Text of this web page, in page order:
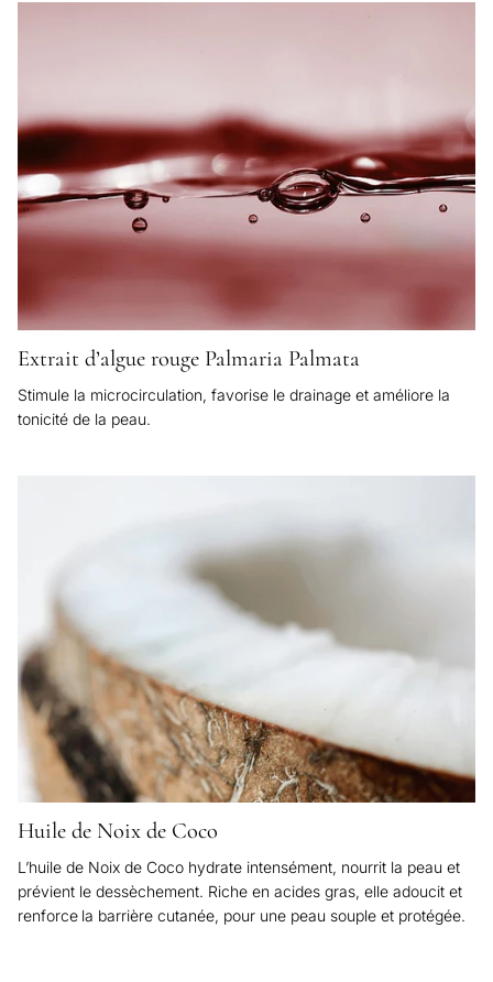
Extrait d’algue rouge Palmaria Palmata
Stimule la microcirculation, favorise le drainage et améliore la
tonicité de la peau.
Huile de Noix de Coco
L’huile de Noix de Coco hydrate intensément, nourrit la peau et
prévient le dessèchement. Riche en acides gras, elle adoucit et
renforce la barrière cutanée, pour une peau souple et protégée.